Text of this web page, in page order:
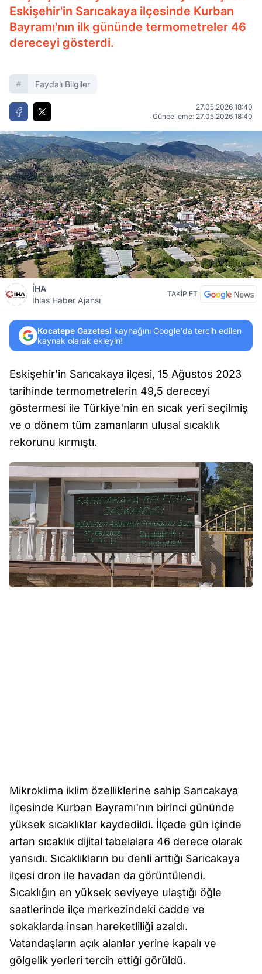
Eskişehir'in Sarıcakaya ilçesinde Kurban
Bayramı'nın ilk gününde termometreler 46
dereceyi gösterdi.
Faydalı Bilgiler
27.05.2026 18:40
Güncelleme: 27.05.2026 18:40
İHA
İhlas Haber Ajansı
TAKİP ET
Kocatepe Gazetesi kaynağını Google'da tercih edilen
kaynak olarak ekleyin!
Eskişehir'in Sarıcakaya ilçesi, 15 Ağustos 2023
tarihinde termometrelerin 49,5 dereceyi
göstermesi ile Türkiye'nin en sıcak yeri seçilmiş
ve o dönem tüm zamanların ulusal sıcaklık
rekorunu kırmıştı.
Mikroklima iklim özelliklerine sahip Sarıcakaya
ilçesinde Kurban Bayramı'nın birinci gününde
yüksek sıcaklıklar kaydedildi. İlçede gün içinde
artan sıcaklık dijital tabelalara 46 derece olarak
yansıdı. Sıcaklıkların bu denli arttığı Sarıcakaya
ilçesi dron ile havadan da görüntülendi.
Sıcaklığın en yüksek seviyeye ulaştığı öğle
saatlerinde ilçe merkezindeki cadde ve
sokaklarda insan hareketliliği azaldı.
Vatandaşların açık alanlar yerine kapalı ve
gölgelik yerleri tercih ettiği görüldü.